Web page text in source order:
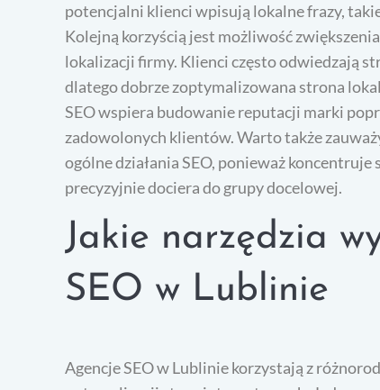
potencjalni klienci wpisują lokalne frazy,
Kolejną korzyścią jest możliwość
lokalizacji firmy. Klienci często odwiedzają
dlatego dobrze zoptymalizowana strona
SEO wspiera budowanie reputacji marki
zadowolonych klientów. Warto także
ogólne działania SEO, ponieważ
precyzyjnie dociera do grupy docelowej.
Jakie narzędzia
SEO w Lublinie
Agencje SEO w Lublinie korzystają z